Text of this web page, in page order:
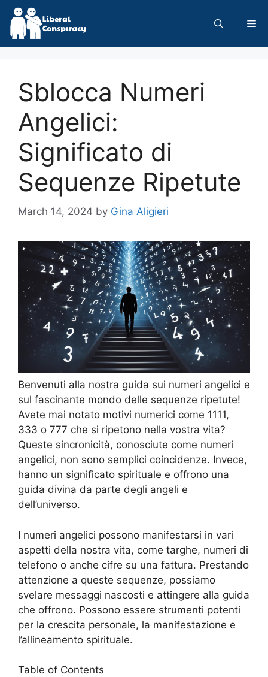
Skip
content
Sblocca Numeri
Angelici:
Significato di
Sequenze Ripetute
March 14, 2024 by Gina Aligieri
Benvenuti alla nostra guida sui numeri angelici e
sul fascinante mondo delle sequenze ripetute!
Avete mai notato motivi numerici come 1111,
333 o 777 che si ripetono nella vostra vita?
Queste sincronicità, conosciute come numeri
angelici, non sono semplici coincidenze. Invece,
hanno un significato spirituale e offrono una
guida divina da parte degli angeli e
dell’universo.
I numeri angelici possono manifestarsi in vari
aspetti della nostra vita, come targhe, numeri di
telefono o anche cifre su una fattura. Prestando
attenzione a queste sequenze, possiamo
svelare messaggi nascosti e attingere alla guida
che offrono. Possono essere strumenti potenti
per la crescita personale, la manifestazione e
l’allineamento spirituale.
Table of Contents